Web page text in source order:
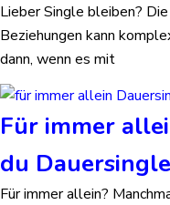
Lieber Single bleiben?
Beziehungen kann
dann, wenn es mit
Für immer
du
Für immer allein?